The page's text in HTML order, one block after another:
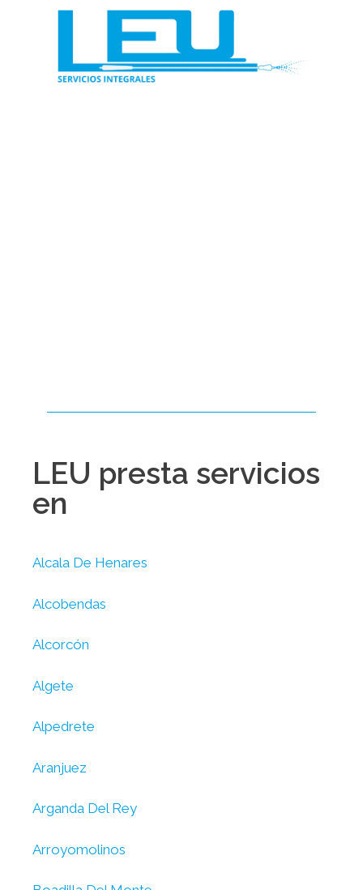
LEU presta servicios
en
Alcala De Henares
Alcobendas
Alcorcón
Algete
Alpedrete
Aranjuez
Arganda Del Rey
Arroyomolinos